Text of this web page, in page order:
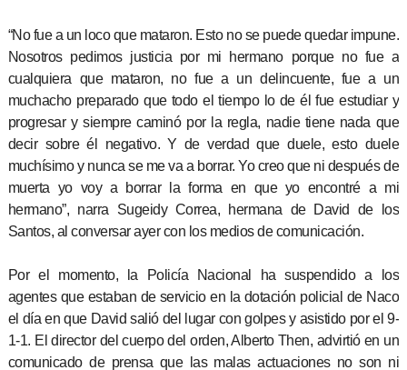
“No fue a un loco que mataron. Esto no se puede quedar impune.
Nosotros pedimos justicia por mi hermano porque no fue a
cualquiera que mataron, no fue a un delincuente, fue a un
muchacho preparado que todo el tiempo lo de él fue estudiar y
progresar y siempre caminó por la regla, nadie tiene nada que
decir sobre él negativo. Y de verdad que duele, esto duele
muchísimo y nunca se me va a borrar. Yo creo que ni después de
muerta yo voy a borrar la forma en que yo encontré a mi
hermano”, narra Sugeidy Correa, hermana de David de los
Santos, al conversar ayer con los medios de comunicación.
Por el momento, la Policía Nacional ha suspendido a los
agentes que estaban de servicio en la dotación policial de Naco
el día en que David salió del lugar con golpes y asistido por el 9-
1-1. El director del cuerpo del orden, Alberto Then, advirtió en un
comunicado de prensa que las malas actuaciones no son ni